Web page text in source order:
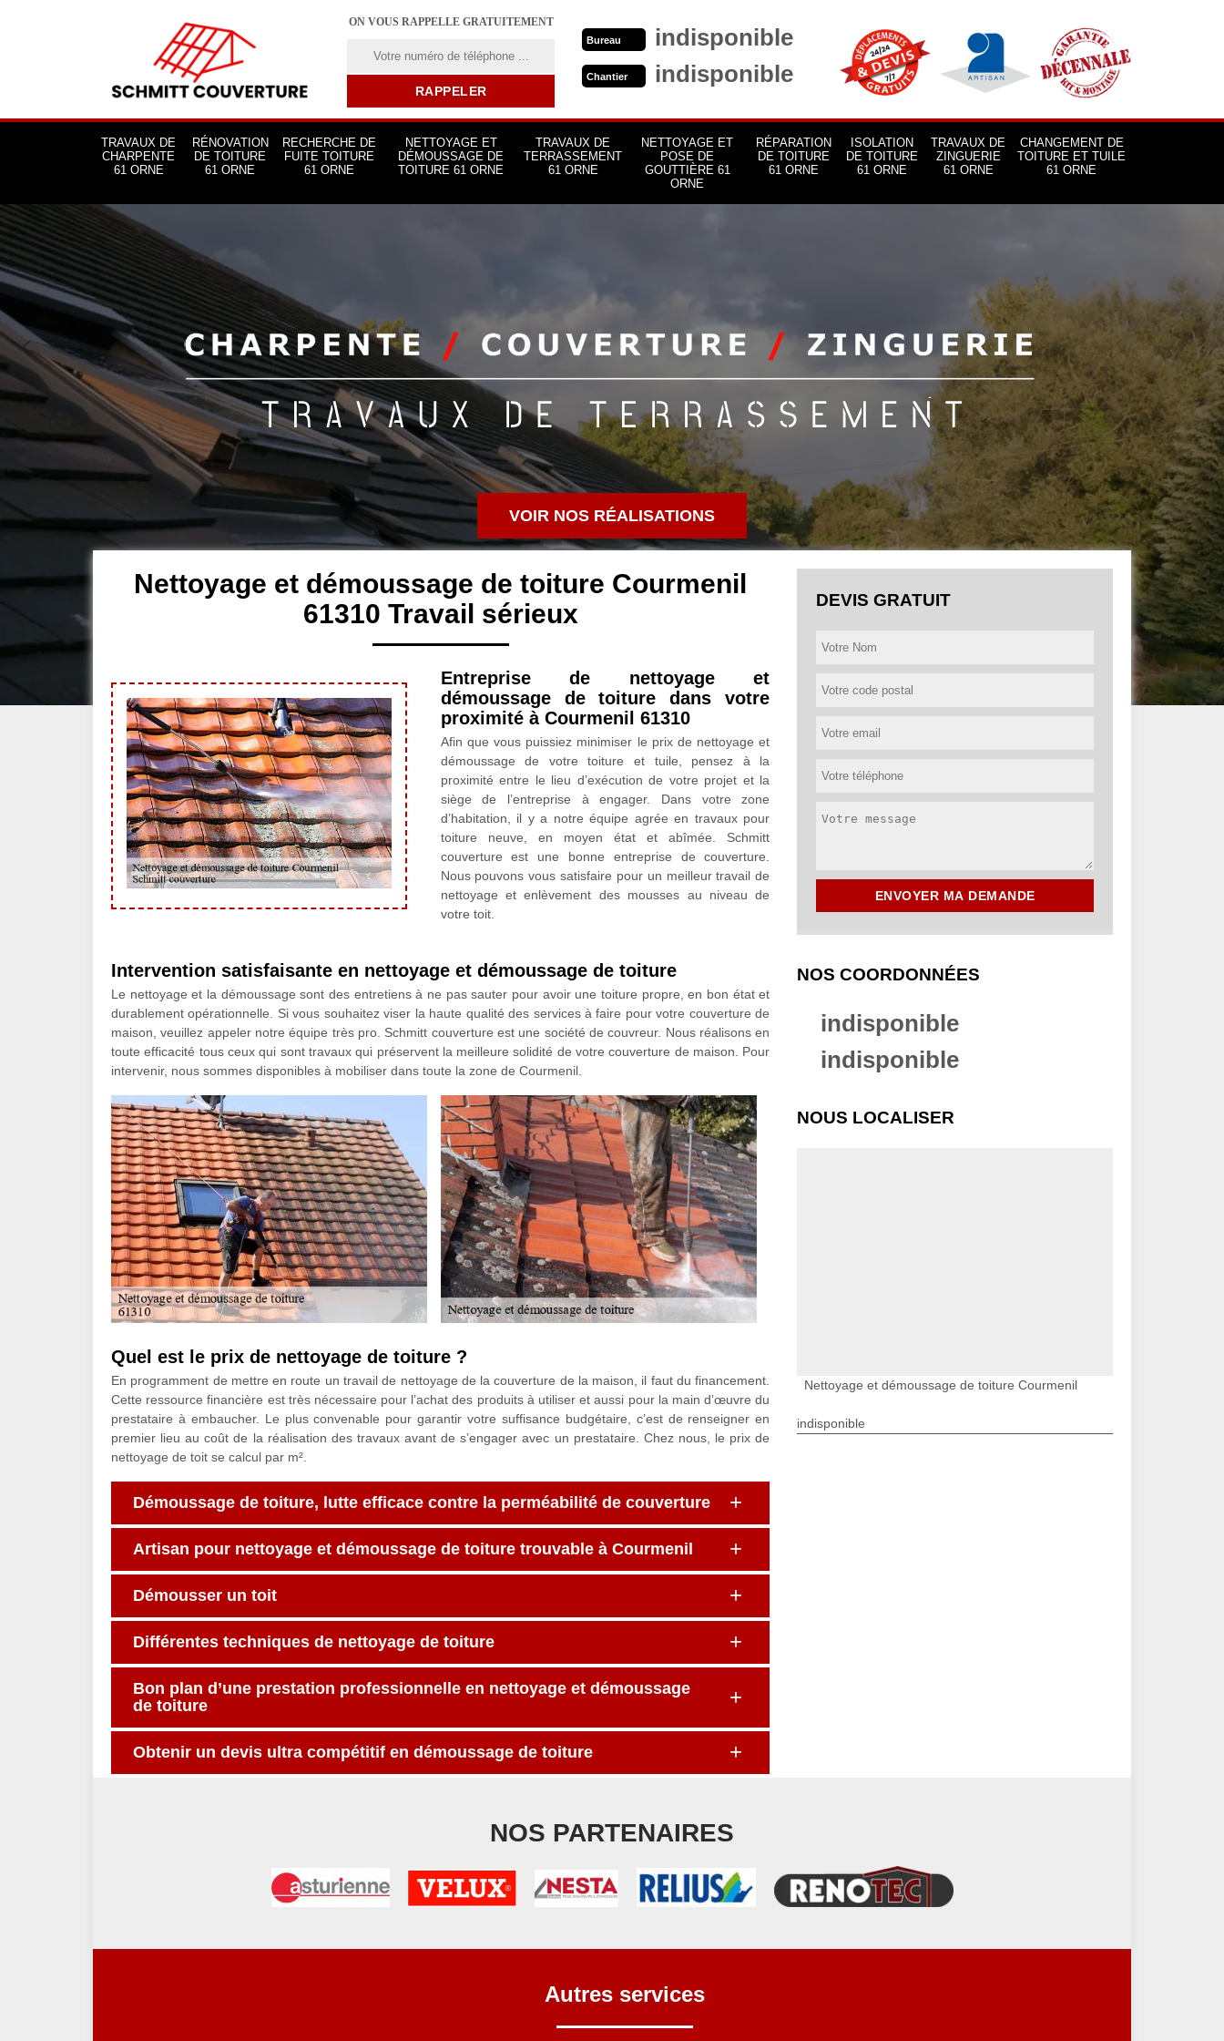
ON VOUS RAPPELLE GRATUITEMENT
Bureau indisponible
Chantier indisponible
TRAVAUX DE
CHARPENTE
61 ORNE
RÉNOVATION
DE TOITURE
61 ORNE
RECHERCHE DE
FUITE TOITURE
61 ORNE
NETTOYAGE ET
DÉMOUSSAGE DE
TOITURE 61 ORNE
TRAVAUX DE
TERRASSEMENT
61 ORNE
NETTOYAGE ET
POSE DE
GOUTTIÈRE 61
ORNE
RÉPARATION
DE TOITURE
61 ORNE
ISOLATION
DE TOITURE
61 ORNE
TRAVAUX DE
ZINGUERIE
61 ORNE
CHANGEMENT DE
TOITURE ET TUILE
61 ORNE
VOIR NOS RÉALISATIONS
Nettoyage et démoussage de toiture Courmenil
61310 Travail sérieux
Entreprise de nettoyage et
démoussage de toiture dans votre
proximité à Courmenil 61310
Afin que vous puissiez minimiser le prix de nettoyage et
démoussage de votre toiture et tuile, pensez à la
proximité entre le lieu d’exécution de votre projet et la
siège de l’entreprise à engager. Dans votre zone
d’habitation, il y a notre équipe agrée en travaux pour
toiture neuve, en moyen état et abîmée. Schmitt
couverture est une bonne entreprise de couverture.
Nous pouvons vous satisfaire pour un meilleur travail de
nettoyage et enlèvement des mousses au niveau de
votre toit.
Intervention satisfaisante en nettoyage et démoussage de toiture
Le nettoyage et la démoussage sont des entretiens à ne pas sauter pour avoir une toiture propre, en bon état et
durablement opérationnelle. Si vous souhaitez viser la haute qualité des services à faire pour votre couverture de
maison, veuillez appeler notre équipe très pro. Schmitt couverture est une société de couvreur. Nous réalisons en
toute efficacité tous ceux qui sont travaux qui préservent la meilleure solidité de votre couverture de maison. Pour
intervenir, nous sommes disponibles à mobiliser dans toute la zone de Courmenil.
Quel est le prix de nettoyage de toiture ?
En programment de mettre en route un travail de nettoyage de la couverture de la maison, il faut du financement.
Cette ressource financière est très nécessaire pour l’achat des produits à utiliser et aussi pour la main d’œuvre du
prestataire à embaucher. Le plus convenable pour garantir votre suffisance budgétaire, c’est de renseigner en
premier lieu au coût de la réalisation des travaux avant de s’engager avec un prestataire. Chez nous, le prix de
nettoyage de toit se calcul par m².
Démoussage de toiture, lutte efficace contre la perméabilité de couverture
Artisan pour nettoyage et démoussage de toiture trouvable à Courmenil
Démousser un toit
Différentes techniques de nettoyage de toiture
Bon plan d’une prestation professionnelle en nettoyage et démoussage
de toiture
Obtenir un devis ultra compétitif en démoussage de toiture
DEVIS GRATUIT
NOS COORDONNÉES
indisponible
indisponible
NOUS LOCALISER
Nettoyage et démoussage de toiture Courmenil
indisponible
NOS PARTENAIRES
Autres services